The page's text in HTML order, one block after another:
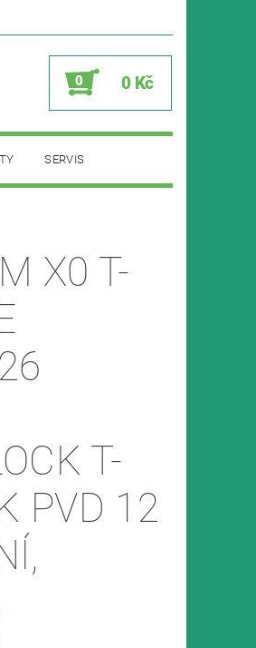
0 0 Kč
SERVIS
X0 T-
T-
PVD 12